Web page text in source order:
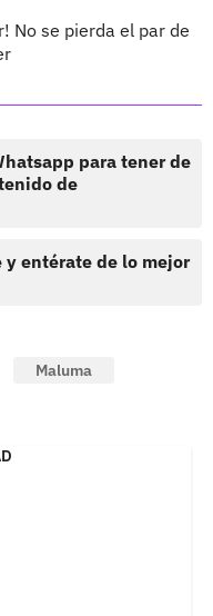
No se pierda el par de
para tener de
de
y entérate de lo mejor
Maluma